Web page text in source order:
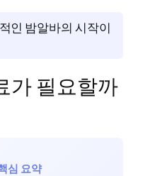
인 밤알바의 시작이
가 필요할까
심 요약